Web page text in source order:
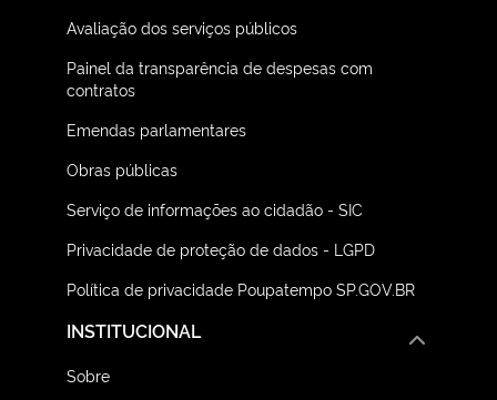
Avaliação dos serviços públicos
Painel da transparência de despesas com
contratos
Emendas parlamentares
Obras públicas
Serviço de informações ao cidadão - SIC
Privacidade de proteção de dados - LGPD
Política de privacidade Poupatempo SP.GOV.BR
INSTITUCIONAL
Sobre